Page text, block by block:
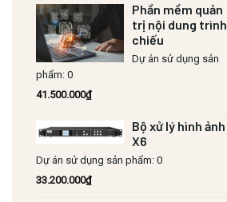
Phần mềm quản
trị nội dung trình
chiếu
Dự án sử dụng sản
phẩm: 0
41.500.000₫
Bộ xử lý hình ảnh
X6
Dự án sử dụng sản phẩm: 0
33.200.000₫